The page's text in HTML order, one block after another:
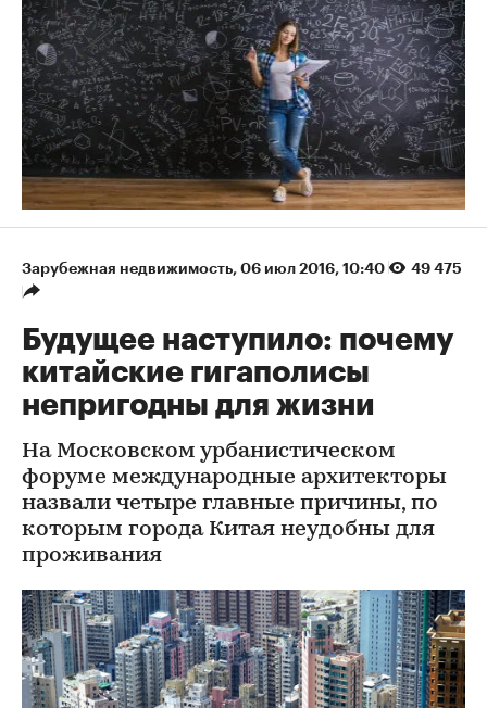
Зарубежная недвижимость⁠, 06 июл 2016, 10:40 49 475
Будущее наступило: почему
китайские гигаполисы
непригодны для жизни
На Московском урбанистическом
форуме международные архитекторы
назвали четыре главные причины, по
которым города Китая неудобны для
проживания